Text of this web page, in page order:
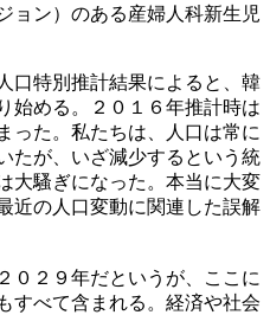
ョン）のある産婦人科新生児
口特別推計結果によると、韓
始める。２０１６年推計時は
った。私たちは、人口は常に
たが、いざ減少するという統
大騷ぎになった。本当に大変
近の人口変動に関連した誤解
０２９年だというが、ここに
すべて含まれる。経済や社会